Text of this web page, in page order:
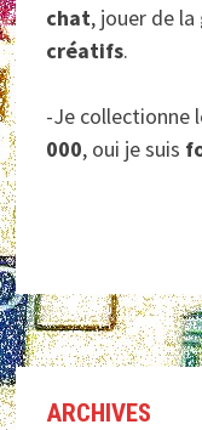
chat, jouer de la
créatifs.
-Je collectionne
000, oui je suis
ARCHIVES